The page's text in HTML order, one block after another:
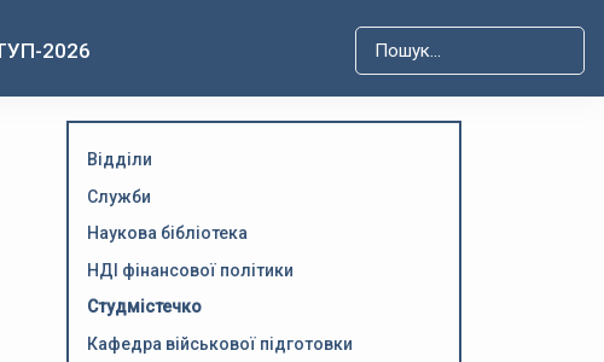
2026
Відділи
Служби
Наукова бібліотека
НДІ фінансової політики
Студмістечко
Кафедра військової підготовки